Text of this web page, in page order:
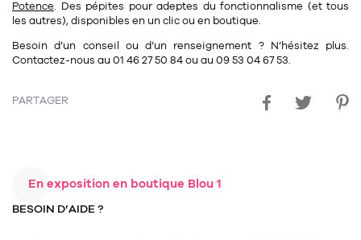
Potence. Des pépites pour adeptes du fonctionnalisme (et tous
les autres), disponibles en un clic ou en boutique.
Besoin d’un conseil ou d’un renseignement ? N’hésitez plus.
Contactez-nous au 01 46 27 50 84ou au 09 53 04 67 53.
PARTAGER
En exposition en boutique Blou 1
BESOIN D’AIDE ?